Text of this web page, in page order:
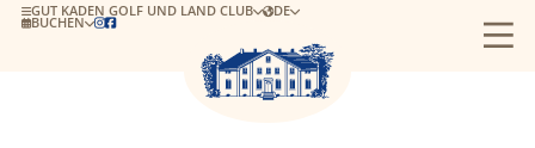
BUCHEN 
GUT KADEN GOLF UND LAND CLUB DE